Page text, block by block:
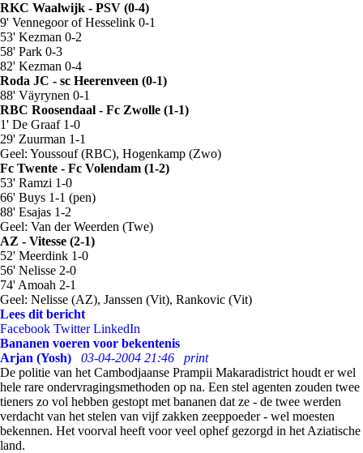
RKC Waalwijk - PSV (0-4)
9' Vennegoor of Hesselink 0-1
53' Kezman 0-2
58' Park 0-3
82' Kezman 0-4
Roda JC - sc Heerenveen (0-1)
88' Väyrynen 0-1
RBC Roosendaal - Fc Zwolle (1-1)
1' De Graaf 1-0
29' Zuurman 1-1
Geel: Youssouf (RBC), Hogenkamp (Zwo)
Fc Twente - Fc Volendam (1-2)
53' Ramzi 1-0
66' Buys 1-1 (pen)
88' Esajas 1-2
Geel: Van der Weerden (Twe)
AZ - Vitesse (2-1)
52' Meerdink 1-0
56' Nelisse 2-0
74' Amoah 2-1
Geel: Nelisse (AZ), Janssen (Vit), Rankovic (Vit)
Lees dit bericht
Facebook Twitter LinkedIn
Bananen voeren voor bekentenis
Arjan (Yosh)
03-04-2004 21:46
print
De politie van het Cambodjaanse Prampii Makaradistrict houdt er wel
hele rare ondervragingsmethoden op na. Een stel agenten zouden twee
tieners zo vol hebben gestopt met bananen dat ze - de twee werden
verdacht van het stelen van vijf zakken zeeppoeder - wel moesten
bekennen. Het voorval heeft voor veel ophef gezorgd in het Aziatische
land.